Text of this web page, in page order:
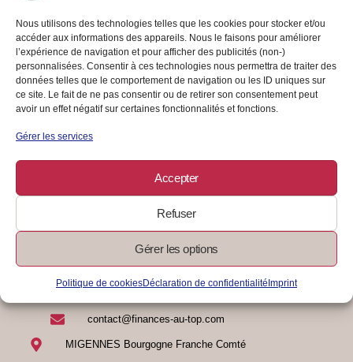
Nous utilisons des technologies telles que les cookies pour stocker et/ou
accéder aux informations des appareils. Nous le faisons pour améliorer
l’expérience de navigation et pour afficher des publicités (non-)
personnalisées. Consentir à ces technologies nous permettra de traiter des
données telles que le comportement de navigation ou les ID uniques sur
ce site. Le fait de ne pas consentir ou de retirer son consentement peut
avoir un effet négatif sur certaines fonctionnalités et fonctions.
Gérer les services
Accepter
Refuser
Gérer les options
Politique de cookiesDéclaration de confidentialité Imprint
Booste ton épargne : stratégies
gagnantes pour un avenir serein
AUTO-ENTREPRENDRE
Les petits ruisseaux font les grandes rivières
03/09/2024 / 0 Commentaire
contact@finances-au-top.com
MIGENNES Bourgogne Franche Comté